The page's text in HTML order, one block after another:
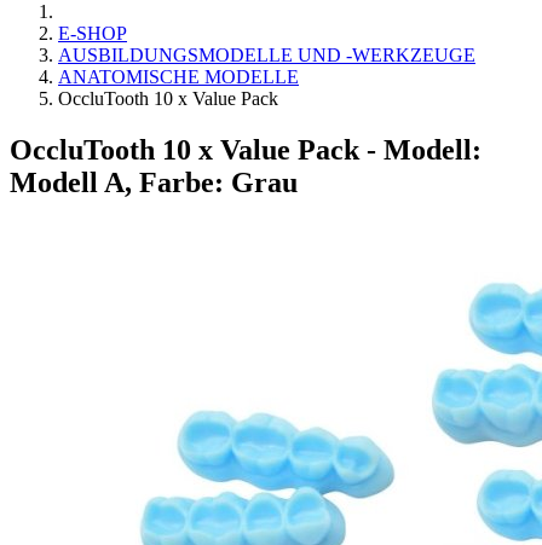
E-SHOP
AUSBILDUNGSMODELLE UND -WERKZEUGE
ANATOMISCHE MODELLE
OccluTooth 10 x Value Pack
OccluTooth 10 x Value Pack - Modell:
Modell A, Farbe: Grau